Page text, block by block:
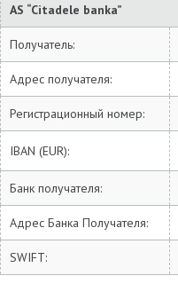
AS “Citadele banka”
Получатель:
Адрес получателя:
Регистрационный номер:
IBAN (EUR):
Банк получателя:
Адрес Банка Получателя:
SWIFT: